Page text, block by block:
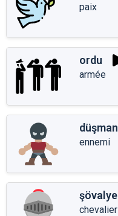
paix
ordu
armée
düşman
ennemi
şövalye
chevalier